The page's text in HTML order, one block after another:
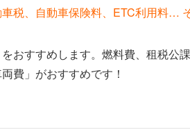
税、自動車保険料、ETC利用料…
おすすめします。燃料費、租税公
費」がおすすめです！